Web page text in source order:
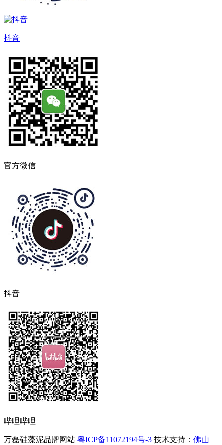
抖音
官方微信
抖音
哔哩哔哩
万磊硅藻泥品牌网站 粤ICP备11072194号-3 技术支持： 佛山